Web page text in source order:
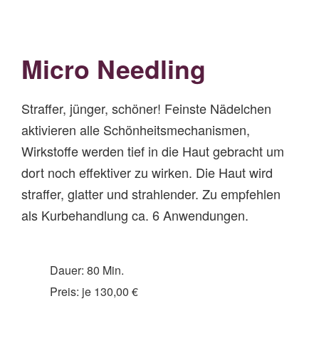
Micro Needling
Straffer, jünger, schöner! Feinste Nädelchen
aktivieren alle Schönheitsmechanismen,
Wirkstoffe werden tief in die Haut gebracht um
dort noch effektiver zu wirken. Die Haut wird
straffer, glatter und strahlender. Zu empfehlen
als Kurbehandlung ca. 6 Anwendungen.
Dauer: 80 Min.
Preis: je 130,00 €